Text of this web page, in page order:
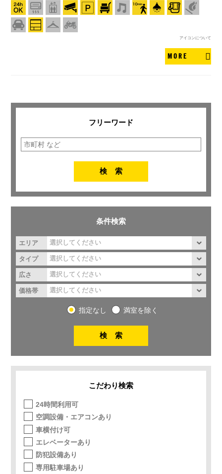
アイコンについて
MORE
フリーワード
条件検索
エリア
タイプ
広さ
価格帯
指定なし 満室を除く
こだわり検索
24時間利用可
空調設備・エアコンあり
車横付け可
エレベーターあり
防犯設備あり
専用駐車場あり